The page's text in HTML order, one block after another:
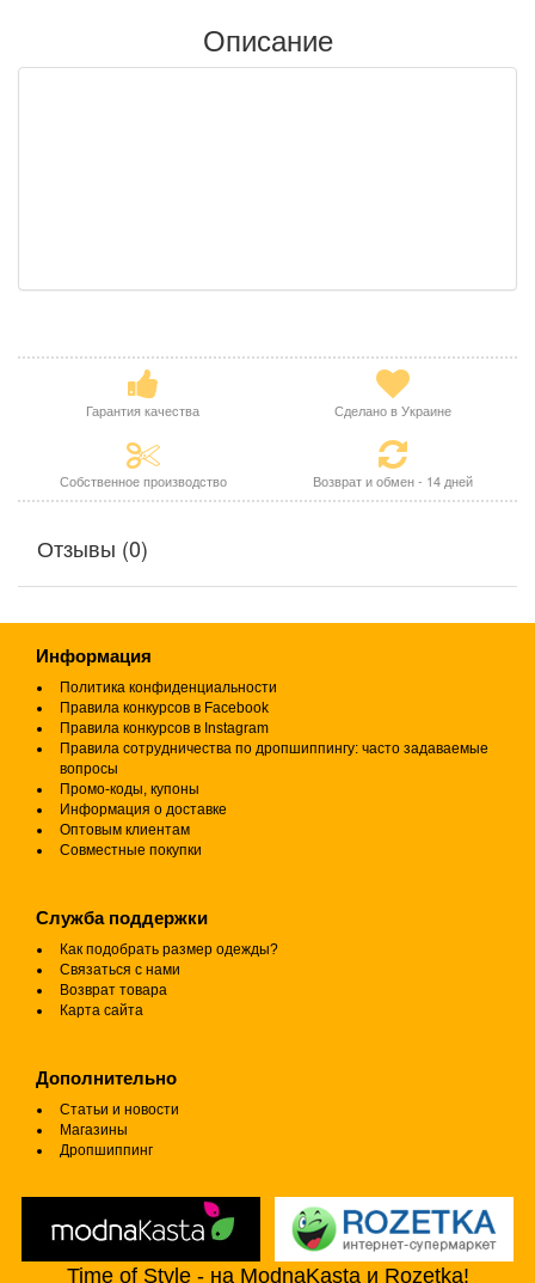
Описание
Гарантия качества Сделано в Украине
Собственное производство Возврат и обмен - 14 дней
Отзывы (0)
Информация
Политика конфиденциальности
Правила конкурсов в Facebook
Правила конкурсов в Instagram
Правила сотрудничества по дропшиппингу: часто задаваемые
вопросы
Промо-коды, купоны
Информация о доставке
Оптовым клиентам
Совместные покупки
Служба поддержки
Как подобрать размер одежды?
Связаться с нами
Возврат товара
Карта сайта
Дополнительно
Статьи и новости
Магазины
Дропшиппинг
Time of Style - на ModnaKasta и Rozetka!